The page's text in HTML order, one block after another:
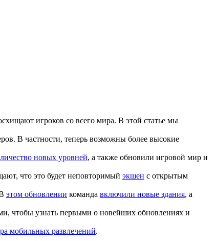
игроков со всего мира. В этой статье мы
В частности, теперь возможны более высокие
новых уровней, а также обновили игровой мир и
что это будет неповторимый экшен с открытым
этом обновлении команда включили новые здания, а
чтобы узнать первыми о новейших обновлениях и
мобильных развлечений.